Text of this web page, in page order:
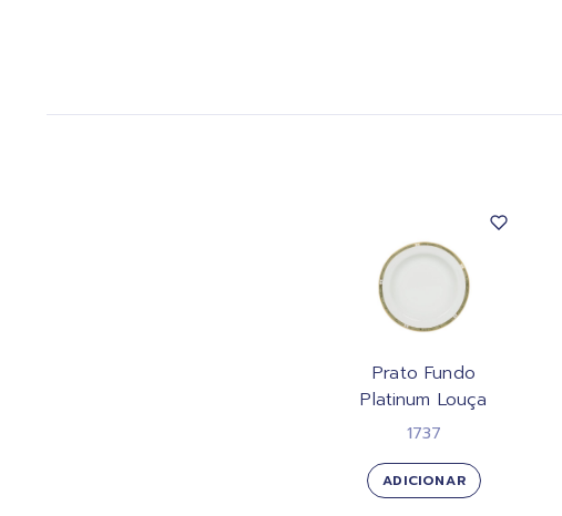
Prato Fundo
Platinum Louça
1737
ADICIONAR